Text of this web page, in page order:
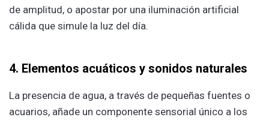
de amplitud, o apostar por una iluminación artificial
cálida que simule la luz del día.
4. Elementos acuáticos y sonidos naturales
La presencia de agua, a través de pequeñas fuentes o
acuarios, añade un componente sensorial único a los